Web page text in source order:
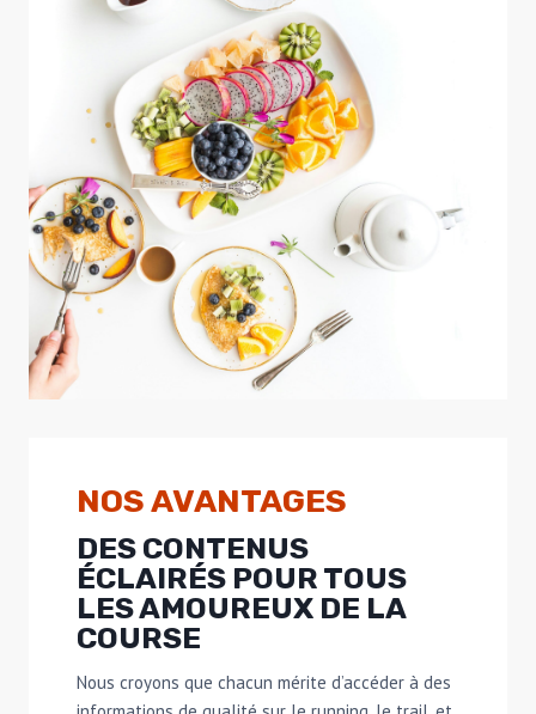
NOS AVANTAGES
DES CONTENUS
ÉCLAIRÉS POUR TOUS
LES AMOUREUX DE LA
COURSE
Nous croyons que chacun mérite d’accéder à des